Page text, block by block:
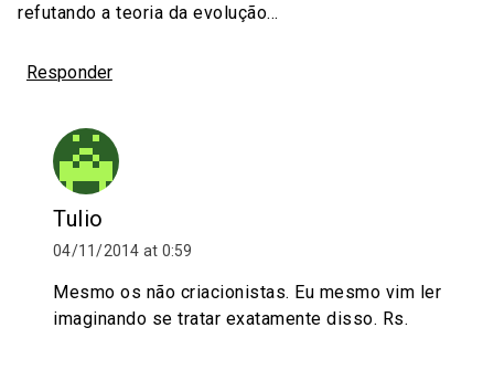
refutando a teoria da evolução...
Responder
Tulio
04/11/2014 at 0:59
Mesmo os não criacionistas. Eu mesmo vim ler
imaginando se tratar exatamente disso. Rs.